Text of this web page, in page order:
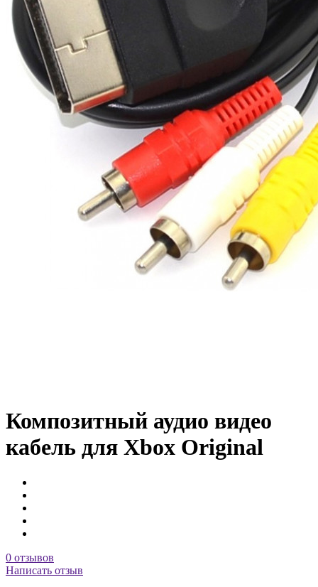
Композитный аудио видео
кабель для Xbox Original
0 отзывов
Написать отзыв